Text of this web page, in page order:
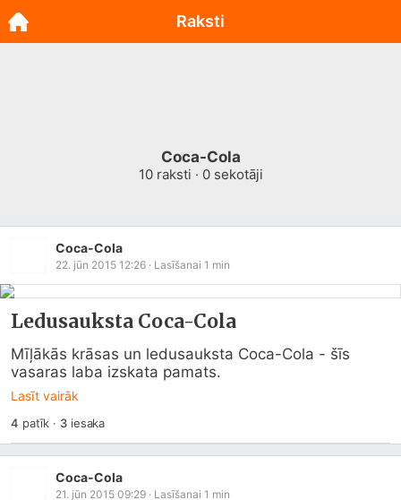
Coca-Cola
10raksti · 0sekotāji
Coca-Cola
22. jūn 2015 12:26 · Lasīšanai 1 min
Ledusauksta Coca-Cola
Mīļākās krāsas un ledusauksta Coca-Cola - šīs
vasaras laba izskata pamats.
Lasīt vairāk
4 patīk · 3iesaka
Coca-Cola
21. jūn 2015 09:29 · Lasīšanai 1 min
Raksti